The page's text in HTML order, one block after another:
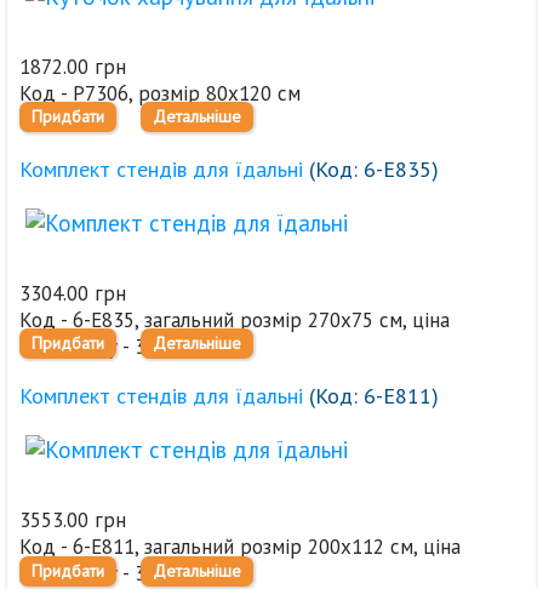
1872.00 грн
Код - Р7306, розмір 80х120 см
Придбати Детальніше
Комплект стендів для їдальні (Код: 6-Е835)
3304.00 грн
Код - 6-Е835, загальний розмір 270х75 см, ціна
комплекту - 3304,0 грн
Придбати Детальніше
Комплект стендів для їдальні (Код: 6-Е811)
3553.00 грн
Код - 6-Е811, загальний розмір 200х112 см, ціна
комплекту - 3553,0 грн
Придбати Детальніше